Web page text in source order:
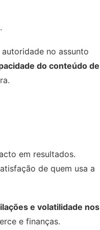
no assunto
do conteúdo de
em resultados.
de quem usa a
e volatilidade nos
e finanças.